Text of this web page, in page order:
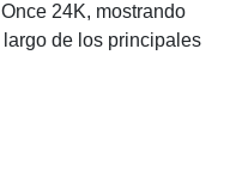
24K, mostrando
de los principales